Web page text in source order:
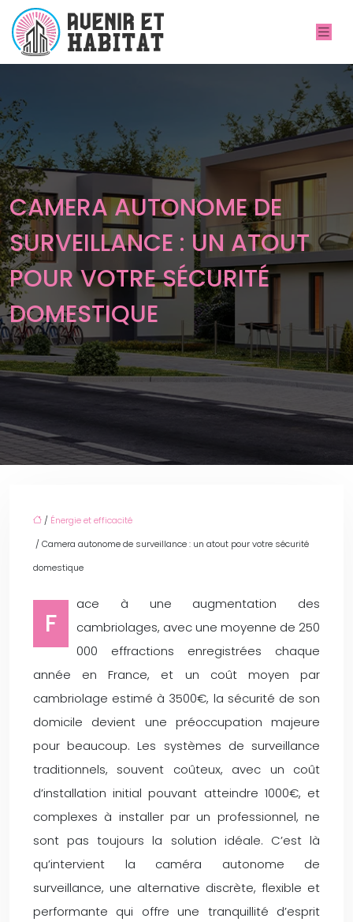
CAMERA AUTONOME DE
SURVEILLANCE : UN ATOUT
POUR VOTRE SÉCURITÉ
DOMESTIQUE
/ Énergie et efficacité
/ Camera autonome de surveillance : un atout pour votre sécurité
domestique
F
ace à une augmentation des
cambriolages, avec une moyenne de 250
000 effractions enregistrées chaque
année en France, et un coût moyen par
cambriolage estimé à 3500€, la sécurité de son
domicile devient une préoccupation majeure
pour beaucoup. Les systèmes de surveillance
traditionnels, souvent coûteux, avec un coût
d’installation initial pouvant atteindre 1000€, et
complexes à installer par un professionnel, ne
sont pas toujours la solution idéale. C’est là
qu’intervient la caméra autonome de
surveillance, une alternative discrète, flexible et
performante qui offre une tranquillité d’esprit